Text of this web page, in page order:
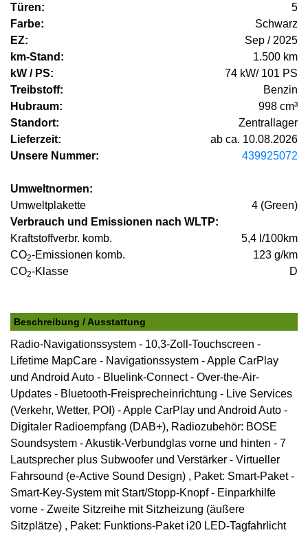
Türen:
5
Farbe:
Schwarz
EZ:
Sep / 2025
km-Stand:
1.500 km
kW / PS:
74 kW/ 101 PS
Treibstoff:
Benzin
Hubraum:
998 cm³
Standort:
Zentrallager
Lieferzeit:
ab ca. 10.08.2026
Unsere Nummer:
439925072
Umweltnormen:
Umweltplakette
4 (Green)
Verbrauch und Emissionen nach WLTP:
Kraftstoffverbr. komb.
5,4 l/100km
CO2-Emissionen komb.
123 g/km
CO2-Klasse D
Beschreibung / Ausstattung
Radio-Navigationssystem - 10,3-Zoll-Touchscreen -
Lifetime MapCare - Navigationssystem - Apple CarPlay
und Android Auto - Bluelink-Connect - Over-the-Air-
Updates - Bluetooth-Freisprecheinrichtung - Live Services
(Verkehr, Wetter, POI) - Apple CarPlay und Android Auto -
Digitaler Radioempfang (DAB+), Radiozubehör: BOSE
Soundsystem - Akustik-Verbundglas vorne und hinten - 7
Lautsprecher plus Subwoofer und Verstärker - Virtueller
Fahrsound (e-Active Sound Design) , Paket: Smart-Paket -
Smart-Key-System mit Start/Stopp-Knopf - Einparkhilfe
vorne - Zweite Sitzreihe mit Sitzheizung (äußere
Sitzplätze) , Paket: Funktions-Paket i20 LED-Tagfahrlicht